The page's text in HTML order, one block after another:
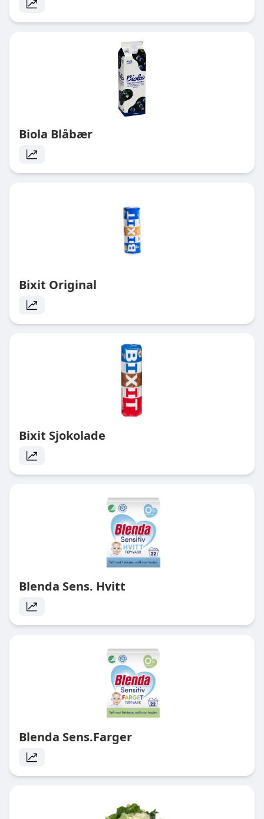
Biola Blåbær
Bixit Original
Bixit Sjokolade
Blenda Sens. Hvitt
Blenda Sens.Farger